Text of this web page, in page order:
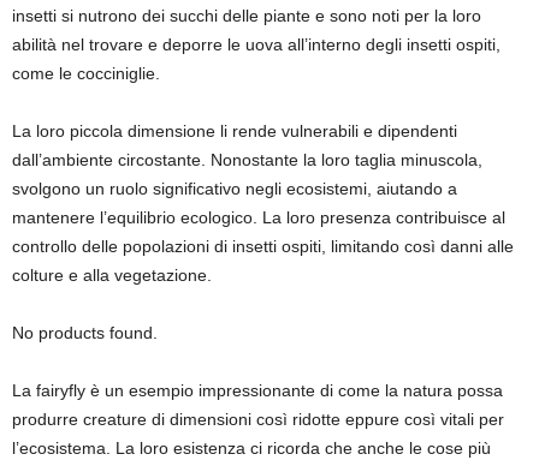
insetti si nutrono dei succhi delle piante e sono noti per la loro
abilità nel trovare e deporre le uova all’interno degli insetti ospiti,
come le cocciniglie.
La loro piccola dimensione li rende vulnerabili e dipendenti
dall’ambiente circostante. Nonostante la loro taglia minuscola,
svolgono un ruolo significativo negli ecosistemi, aiutando a
mantenere l’equilibrio ecologico. La loro presenza contribuisce al
controllo delle popolazioni di insetti ospiti, limitando così danni alle
colture e alla vegetazione.
No products found.
La fairyfly è un esempio impressionante di come la natura possa
produrre creature di dimensioni così ridotte eppure così vitali per
l’ecosistema. La loro esistenza ci ricorda che anche le cose più